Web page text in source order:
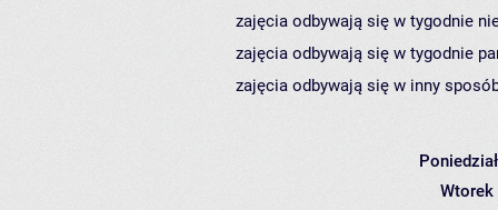
zajęcia odbywają się w tygodnie
zajęcia odbywają się w tygodnie
zajęcia odbywają się w inny
Wtorek